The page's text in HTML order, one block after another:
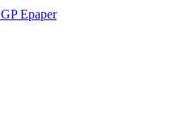
Epaper